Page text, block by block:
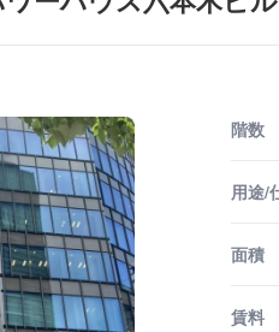
階数
用途/
面積
賃料